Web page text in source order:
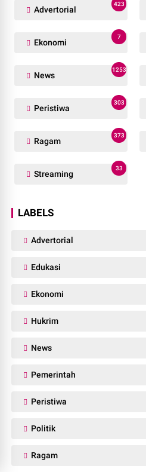
Advertorial
423
Ekonomi
7
News
1253
Peristiwa
303
Ragam
373
Streaming
33
LABELS
Advertorial
Edukasi
Ekonomi
Hukrim
News
Pemerintah
Peristiwa
Politik
Ragam